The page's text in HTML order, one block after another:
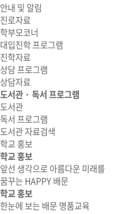
안내 및 알림
진로자료
학부모코너
대입진학 프로그램
진학자료
상담 프로그램
상담자료
도서관 · 독서 프로그램
도서관
독서 프로그램
도서관 자료검색
학교 홍보
학교 홍보
앞선 생각으로 아름다운 미래를
꿈꾸는 HAPPY 배문
학교 홍보
한눈에 보는 배문 명품교육